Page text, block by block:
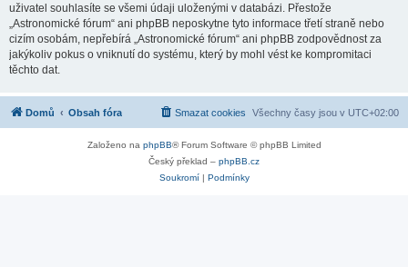
uživatel souhlasíte se všemi údaji uloženými v databázi. Přestože
„Astronomické fórum“ ani phpBB neposkytne tyto informace třetí straně nebo
cizím osobám, nepřebírá „Astronomické fórum“ ani phpBB zodpovědnost za
jakýkoliv pokus o vniknutí do systému, který by mohl vést ke kompromitaci
těchto dat.
Domů Obsah fóra Všechny časy jsou v UTC+02:00
Smazat cookies
Založeno na phpBB® Forum Software © phpBB Limited
Český překlad – phpBB.cz
Soukromí| Podmínky